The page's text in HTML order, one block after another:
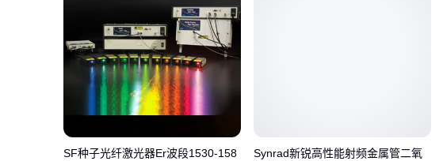
SF种子光纤激光器Er波段1530-158
Synrad新锐高性能射频金属管二氧